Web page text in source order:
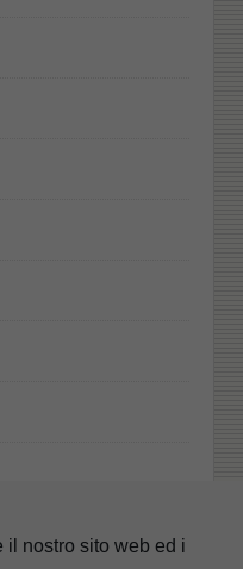
il nostro sito web ed i